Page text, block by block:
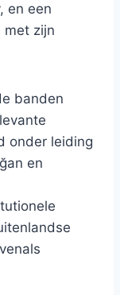
en een
met zijn
banden
onder leiding
en